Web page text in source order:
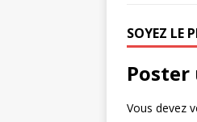
o
o
k
SOYEZ LE
Poster
Vous devez